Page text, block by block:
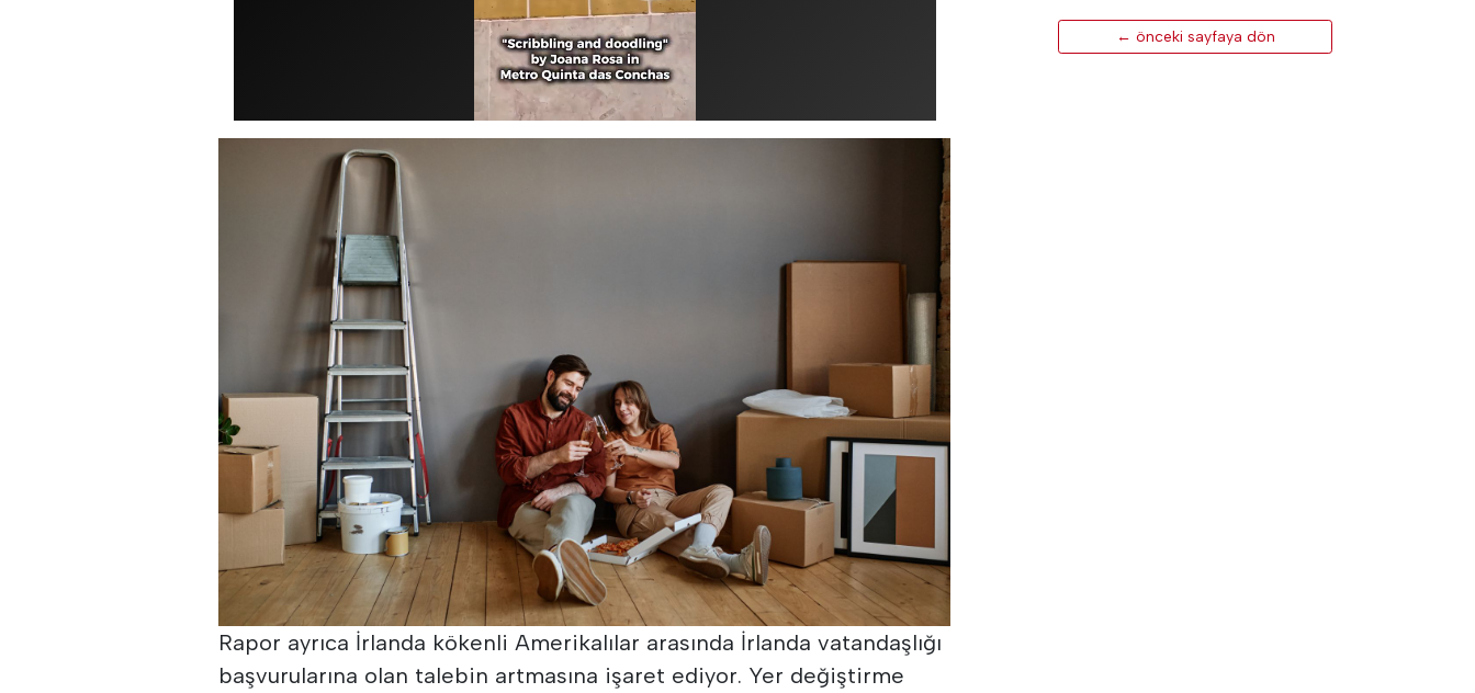
Rapor ayrıca İrlanda kökenli Amerikalılar arasında İrlanda vatandaşlığı
başvurularına olan talebin artmasına işaret ediyor. Yer değiştirme
← önceki sayfaya dön